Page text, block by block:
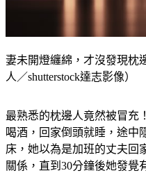
妻未開燈纏綿，才沒發現枕
人／shutterstock達志影像）
最熟悉的枕邊人竟然被冒充
喝酒，回家倒頭就睡，途中
床，她以為是加班的丈夫回
關係，直到30分鐘後她發覺